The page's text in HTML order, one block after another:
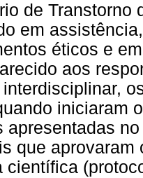
de Transtorno
em
éticos e
aos
iniciaram
apresentadas
que
científica